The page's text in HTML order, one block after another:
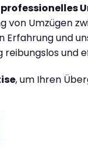
professionelles
von Umzügen
Erfahrung und
reibungslos und
, um Ihren